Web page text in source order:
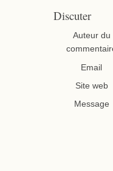
Discuter
Auteur du
Email
Site web
Message